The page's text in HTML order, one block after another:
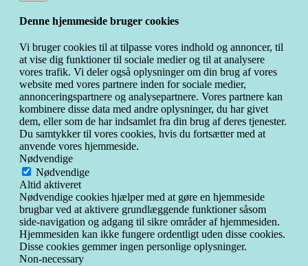
Denne hjemmeside bruger cookies
Vi bruger cookies til at tilpasse vores indhold og annoncer, til
at vise dig funktioner til sociale medier og til at analysere
vores trafik. Vi deler også oplysninger om din brug af vores
website med vores partnere inden for sociale medier,
annonceringspartnere og analysepartnere. Vores partnere kan
kombinere disse data med andre oplysninger, du har givet
dem, eller som de har indsamlet fra din brug af deres tjenester.
Du samtykker til vores cookies, hvis du fortsætter med at
anvende vores hjemmeside.
Nødvendige
Nødvendige
Altid aktiveret
Nødvendige cookies hjælper med at gøre en hjemmeside
brugbar ved at aktivere grundlæggende funktioner såsom
side-navigation og adgang til sikre områder af hjemmesiden.
Hjemmesiden kan ikke fungere ordentligt uden disse cookies.
Disse cookies gemmer ingen personlige oplysninger.
Non-necessary